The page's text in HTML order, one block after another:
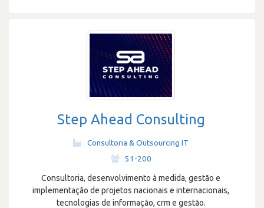
Step Ahead Consulting
Consultoria & Outsourcing IT
51-200
Consultoria, desenvolvimento à medida, gestão e
implementação de projetos nacionais e internacionais,
tecnologias de informação, crm e gestão.